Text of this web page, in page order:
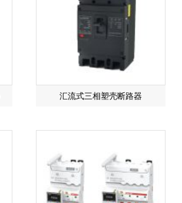
汇流式三相塑壳断路器